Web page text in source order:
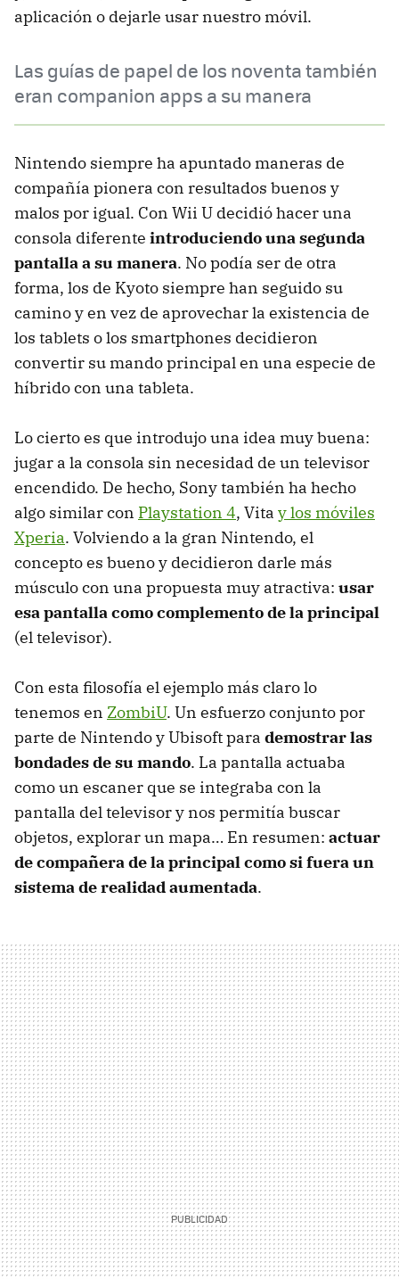
aplicación o dejarle usar nuestro móvil.
Las guías de papel de los noventa también
eran companion apps a su manera
Nintendo siempre ha apuntado maneras de
compañía pionera con resultados buenos y
malos por igual. Con Wii U decidió hacer una
consola diferente introduciendo una segunda
pantalla a su manera. No podía ser de otra
forma, los de Kyoto siempre han seguido su
camino y en vez de aprovechar la existencia de
los tablets o los smartphones decidieron
convertir su mando principal en una especie de
híbrido con una tableta.
Lo cierto es que introdujo una idea muy buena:
jugar a la consola sin necesidad de un televisor
encendido. De hecho, Sony también ha hecho
algo similar con Playstation 4, Vita y los móviles
Xperia. Volviendo a la gran Nintendo, el
concepto es bueno y decidieron darle más
músculo con una propuesta muy atractiva: usar
esa pantalla como complemento de la principal
(el televisor).
Con esta filosofía el ejemplo más claro lo
tenemos en ZombiU. Un esfuerzo conjunto por
parte de Nintendo y Ubisoft para demostrar las
bondades de su mando. La pantalla actuaba
como un escaner que se integraba con la
pantalla del televisor y nos permitía buscar
objetos, explorar un mapa… En resumen: actuar
de compañera de la principal como si fuera un
sistema de realidad aumentada.